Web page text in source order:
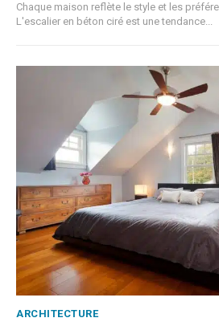
Chaque maison reflète le style et les
L'escalier en béton ciré est une tendance...
ARCHITECTURE